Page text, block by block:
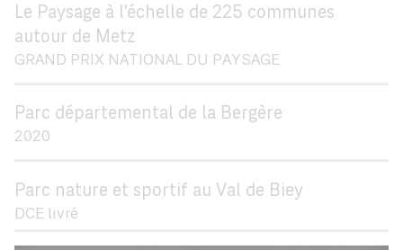
Le Paysage à l'échelle de 225 communes
autour de Metz
GRAND PRIX NATIONAL DU PAYSAGE
Parc départemental de la Bergère
2020
Parc nature et sportif au Val de Biey
DCE livré